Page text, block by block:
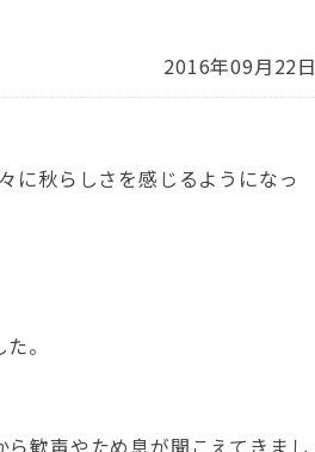
2016年09月22日
に秋らしさを感じるようになっ
。
歓声やため息が聞こえてきまし